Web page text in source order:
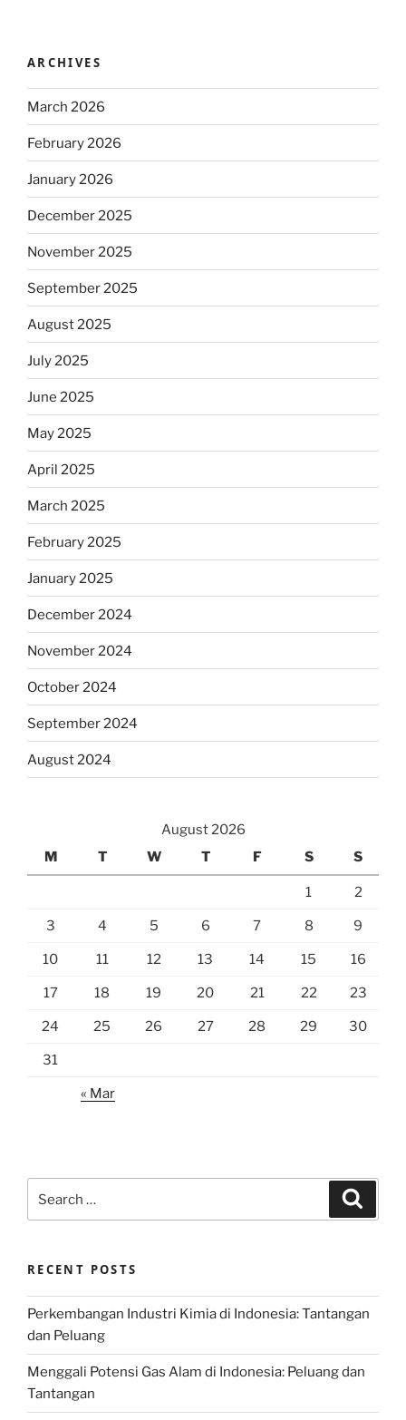
ARCHIVES
March 2026
February 2026
January 2026
December 2025
November 2025
September 2025
August 2025
July 2025
June 2025
May 2025
April 2025
March 2025
February 2025
January 2025
December 2024
November 2024
October 2024
September 2024
August 2024
August 2026
M
T W T F S S
1 2
3 4 5 6 7 8 9
10 11 12 13 14 15 16
17 18 19 20 21 22 23
24 25 26 27 28 29 30
31
« Mar
for:
RECENT POSTS
Perkembangan Industri Kimia di Indonesia: Tantangan
dan Peluang
Menggali Potensi Gas Alam di Indonesia: Peluang dan
Tantangan